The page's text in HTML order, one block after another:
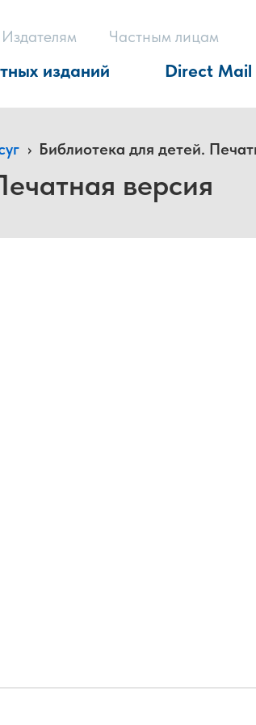
Издателям Частным лицам
изданий Direct Mail
› Библиотека для детей.
версия